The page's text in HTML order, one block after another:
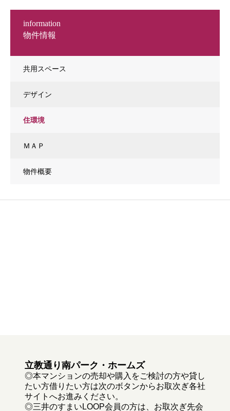
物件情報
information
共用スペース
デザイン
住環境
ＭＡＰ
物件概要
立教通り南パーク・ホームズ
◎本マンションの売却や購入をご検討の方や貸し
たい方借りたい方は次のボタンからお取次ぎ各社
サイトへお進みください。
◎三井のすまいLOOP会員の方は、お取次ぎ先会